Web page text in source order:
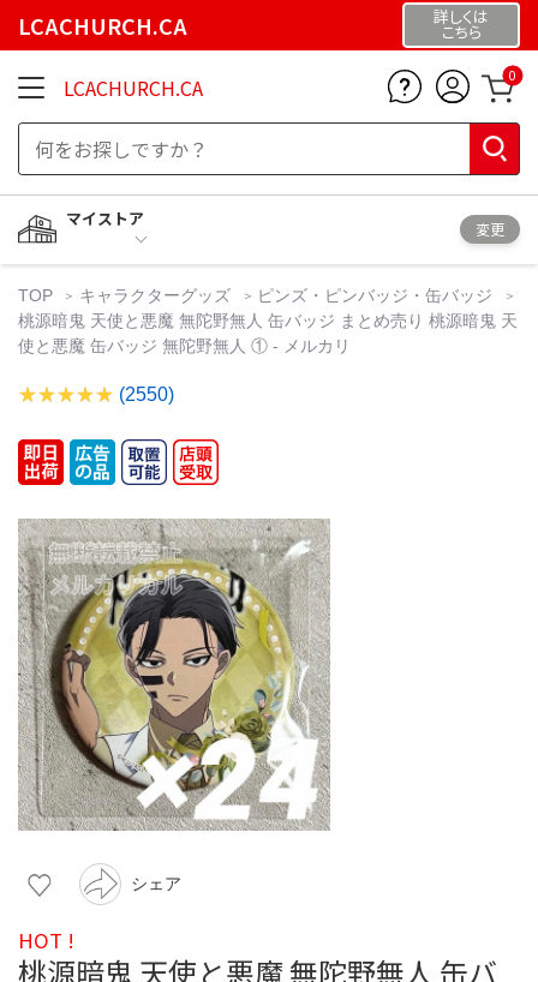
LCACHURCH.CA 詳しくは
こちら
LCACHURCH.CA 0
マイストア
変更
TOP キャラクターグッズ
ピンズ・ピンバッジ・缶バッジ
桃源暗鬼 天使と悪魔 無陀野無人 缶バッジ まとめ売り 桃源暗鬼 天
使と悪魔 缶バッジ 無陀野無人 ① - メルカリ
(2550)
シェア
HOT !
桃源暗鬼 天使と悪魔 無陀野無人 缶バ